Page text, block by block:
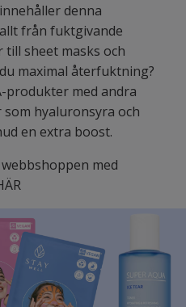
denna
från fuktgivande
sheet masks och
maximal återfuktning?
produkter med andra
hyaluronsyra och
en extra boost.
med